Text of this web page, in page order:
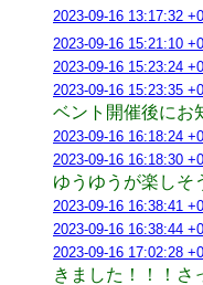
2023-09-16 13:17:32
2023-09-16 15:21:10
2023-09-16 15:23:24
2023-09-16 15:23:35
ベント開催後にお
2023-09-16 16:18:24
2023-09-16 16:18:30
ゆうゆうが楽しそ
2023-09-16 16:38:41
2023-09-16 16:38:44
2023-09-16 17:02:28
きました！！！